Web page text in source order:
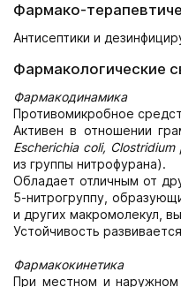
Фармако-
Антисептики и
Фармакологические
Фармакодинамика
Противомикробное
Активен в отношении
Escherichia coli, Clostridium
из группы нитрофурана).
Обладает отличным от
5-нитрогруппу,
и других макромолекул,
Устойчивость
Фармакокинетика
При местном и наружном